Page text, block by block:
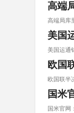
高端
高端局库
美国
美国运通
欧国
欧国联半
国米
国米官网